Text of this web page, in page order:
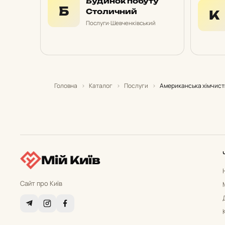
Б
Столичний
Послуги·Шевченківський К
Головна › Каталог › Послуги › Американська
Мій Київ
Сайт про Київ